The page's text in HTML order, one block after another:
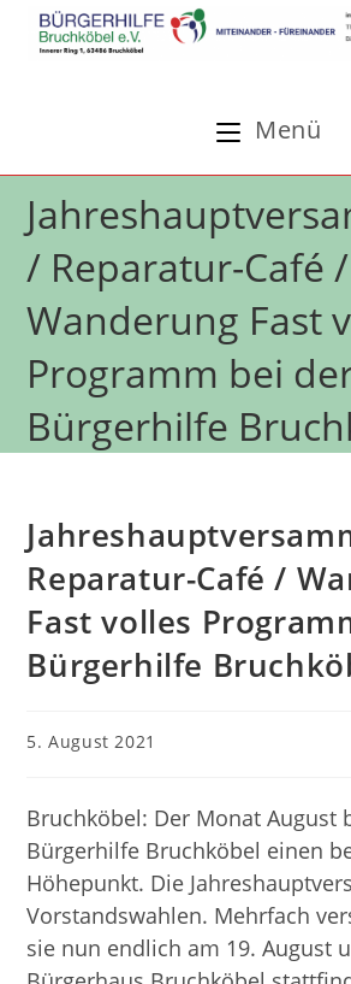
Inhalt
Menü
/ Reparatur-Café /
Wanderung Fast
Programm bei
Bürgerhilfe
Reparatur-Café /
Fast volles
Bürgerhilfe
Beitrag
5. August 2021
Bruchköbel: Der Monat August
Bürgerhilfe Bruchköbel einen
Höhepunkt. Die
Vorstandswahlen. Mehrfach
sie nun endlich am 19. August